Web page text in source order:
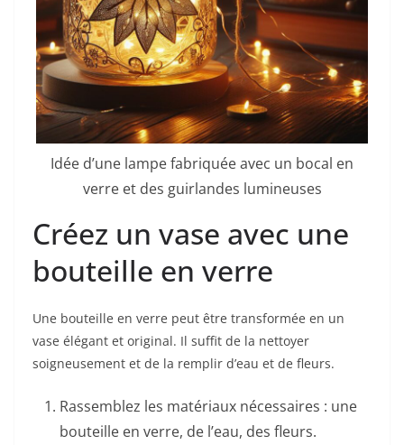
Idée d’une lampe fabriquée avec un bocal en
verre et des guirlandes lumineuses
Créez un vase avec une
bouteille en verre
Une bouteille en verre peut être transformée en un
vase élégant et original. Il suffit de la nettoyer
soigneusement et de la remplir d’eau et de fleurs.
Rassemblez les matériaux nécessaires : une
bouteille en verre, de l’eau, des fleurs.